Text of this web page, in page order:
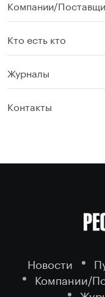
Компании/
Кто есть кто
Журналы
Контакты
Новости
Компании/